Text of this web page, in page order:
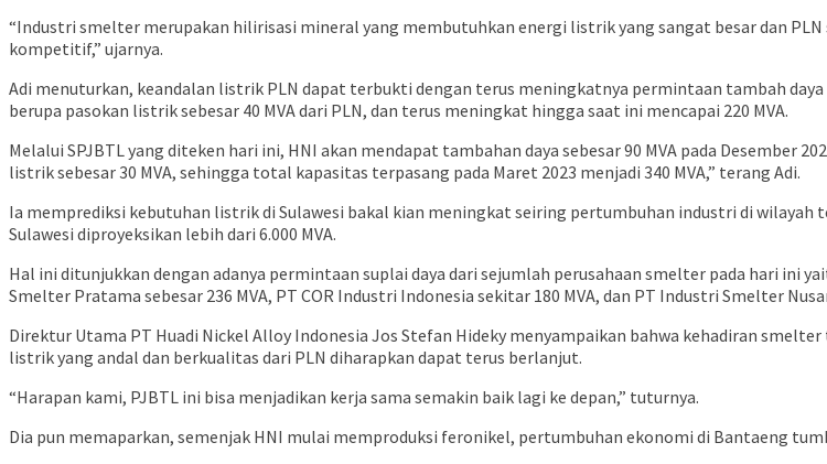
“Industri smelter merupakan hilirisasi mineral yang membutuhkan energi listrik yang sangat besar dan
kompetitif,” ujarnya.
Adi menuturkan, keandalan listrik PLN dapat terbukti dengan terus meningkatnya permintaan tambah
berupa pasokan listrik sebesar 40 MVA dari PLN, dan terus meningkat hingga saat ini mencapai 220 MVA.
Melalui SPJBTL yang diteken hari ini, HNI akan mendapat tambahan daya sebesar 90 MVA pada Desember
listrik sebesar 30 MVA, sehingga total kapasitas terpasang pada Maret 2023 menjadi 340 MVA,” terang Adi.
Ia memprediksi kebutuhan listrik di Sulawesi bakal kian meningkat seiring pertumbuhan industri di
Sulawesi diproyeksikan lebih dari 6.000 MVA.
Hal ini ditunjukkan dengan adanya permintaan suplai daya dari sejumlah perusahaan smelter pada hari ini
Smelter Pratama sebesar 236 MVA, PT COR Industri Indonesia sekitar 180 MVA, dan PT Industri Smelter
Direktur Utama PT Huadi Nickel Alloy Indonesia Jos Stefan Hideky menyampaikan bahwa kehadiran
listrik yang andal dan berkualitas dari PLN diharapkan dapat terus berlanjut.
“Harapan kami, PJBTL ini bisa menjadikan kerja sama semakin baik lagi ke depan,” tuturnya.
Dia pun memaparkan, semenjak HNI mulai memproduksi feronikel, pertumbuhan ekonomi di Bantaeng